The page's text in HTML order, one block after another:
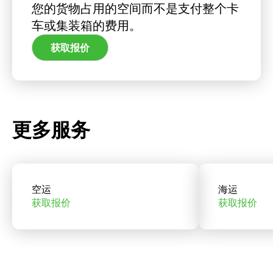
您的货物占用的空间而不是支付整个卡
车或集装箱的费用。
获取报价
更多服务
空运
获取报价
海运
获取报价